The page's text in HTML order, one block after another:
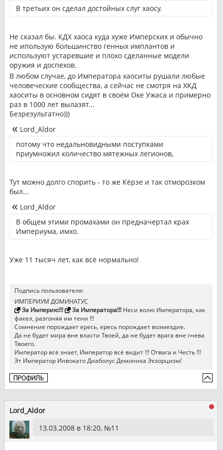
В третьих он сделал достойных слуг хаосу.
Не сказал бы. КДХ хаоса куда хуже Имперских и обычно
не ипользую большинство генных имплантов и
используют устаревшие и плохо сделанные модели
оружия и доспехов.
В любом случае, до Императора хаоситы рушали любые
человеческие сообщества, а сейчас не смотря на ХКД
хаоситы в основном сидят в своём Оке Ужаса и примерно
раз в 1000 лет вылазят...
Безрезультатно)))
Lord_Aldor
потому что недальновидными поступками
приумножил количество мятежных легионов,
Тут можно долго спорить - то же Кёрзе и так отморозком
был...
Lord_Aldor
В общем этими промахами он предначертал крах
Империума, имхо.
Уже 11 тысяч лет, как всё нормально!
Подпись пользователя:
ИМПЕРИУМ ДОМИНАТУС
За Империю!!!
За Императора!!!Неси волю Императора, как
факел, разгоняя им тени !!!
Сомнение порождает ересь, ересь порождает возмездие.
Да не будет мира вне власти Твоей, да не будет врага вне гнева
Твоего.
Император всё знает, Император всё видит !!! Отвага и Честь !!!
Эт Император Инвокато Диаболус Демоника Экзорцизм!
Lord_Aldor
13.03.2008 в 18:20, №11